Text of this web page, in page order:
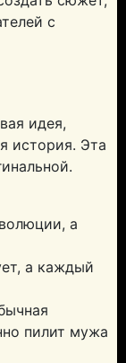
с
идея,
история. Эта
а
а каждый
пилит мужа